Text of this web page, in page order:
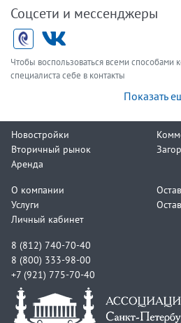
Соцсети и мессенджеры
Чтобы воспользоваться всеми способами
специалиста себе в контакты
Показать
Новостройки
Вторичный рынок
Аренда
О компании
Услуги
Личный кабинет
8 (812) 740-70-40
8 (800) 333-98-00
+7 (921) 775-70-40